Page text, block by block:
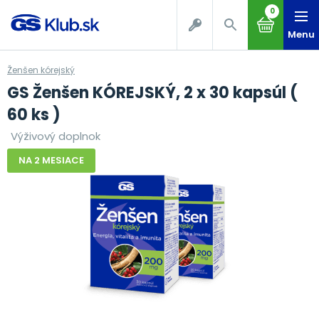
0
Menu
Ženšen kórejský
GS Ženšen KÓREJSKÝ, 2 x 30 kapsúl (
60 ks )
Výživový doplnok
NA 2 MESIACE